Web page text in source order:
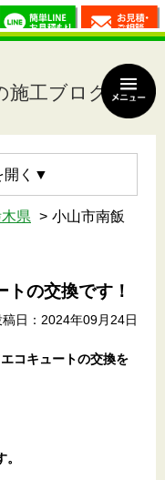
施工ブログ
県
小山市南飯
の交換です！
稿日：2024年09月24日
コキュートの交換を
。